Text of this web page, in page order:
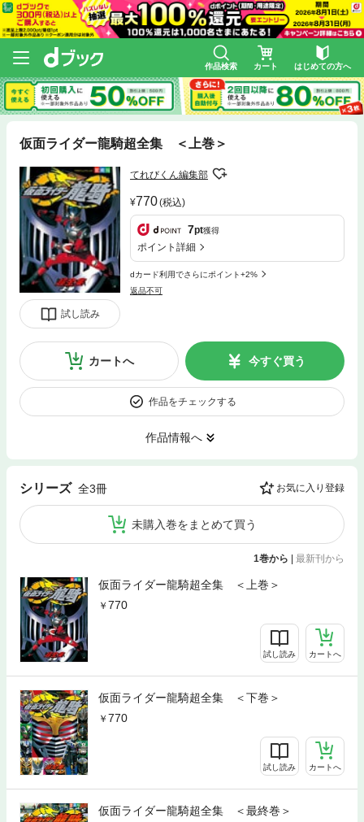
作品検索 カート はじめての方へ
仮面ライダー龍騎超全集 ＜上巻＞
試し読み
てれびくん編集部
770(税込)
7pt獲得
ポイント詳細
dカード利用でさらにポイント+2%
返品不可
カートへ 今すぐ買う
作品をチェックする
作品情報へ
シリーズ 全3冊 お気に入り登録
未購入巻をまとめて買う
1巻から 最新刊から
仮面ライダー龍騎超全集 ＜上巻＞
770
試し読み カートへ
仮面ライダー龍騎超全集 ＜下巻＞
770
試し読み カートへ
仮面ライダー龍騎超全集 ＜最終巻＞